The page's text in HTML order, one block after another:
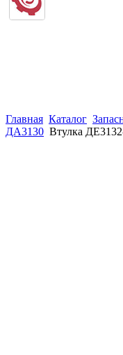
Главная Каталог
ДА3130 Втулка